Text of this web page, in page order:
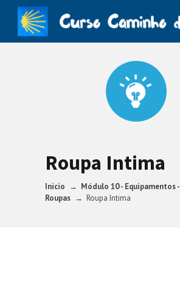
Roupa Intima
Inicio
Módulo 10 - Equipamentos -
Roupas
Roupa Intima